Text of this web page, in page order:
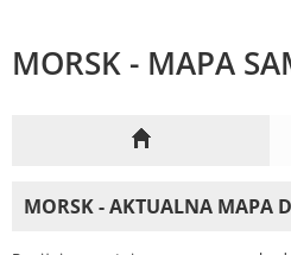
MORSK - MAPA
MORSK - AKTUALNA MAPA